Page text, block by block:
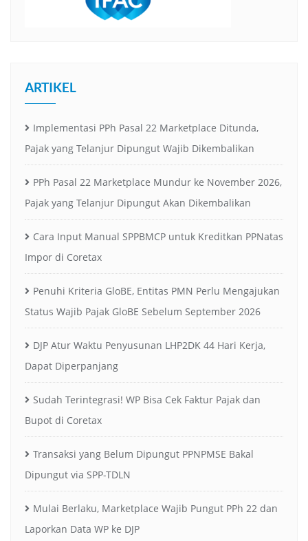
ARTIKEL
Implementasi PPh Pasal 22 Marketplace Ditunda,
Pajak yang Telanjur Dipungut Wajib Dikembalikan
PPh Pasal 22 Marketplace Mundur ke November 2026,
Pajak yang Telanjur Dipungut Akan Dikembalikan
Cara Input Manual SPPBMCP untuk Kreditkan PPNatas
Impor di Coretax
Penuhi Kriteria GloBE, Entitas PMN Perlu Mengajukan
Status Wajib Pajak GloBE Sebelum September 2026
DJP Atur Waktu Penyusunan LHP2DK 44 Hari Kerja,
Dapat Diperpanjang
Sudah Terintegrasi! WP Bisa Cek Faktur Pajak dan
Bupot di Coretax
Transaksi yang Belum Dipungut PPNPMSE Bakal
Dipungut via SPP-TDLN
Mulai Berlaku, Marketplace Wajib Pungut PPh 22 dan
Laporkan Data WP ke DJP